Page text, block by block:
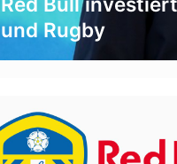
und Rugby